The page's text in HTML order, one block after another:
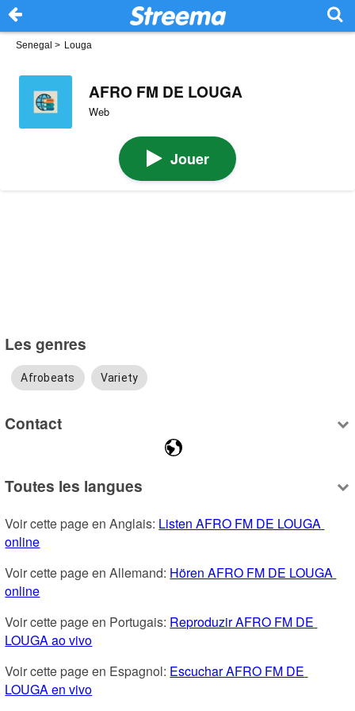
Senegal > Louga
AFRO FM DE LOUGA
Web
Jouer
Les genres
Afrobeats Variety
Contact
Toutes les langues
Voir cette page en Anglais: Listen AFRO FM DE LOUGA
online
Voir cette page en Allemand: Hören AFRO FM DE LOUGA
online
Voir cette page en Portugais: Reproduzir AFRO FM DE
LOUGA ao vivo
Voir cette page en Espagnol: Escuchar AFRO FM DE
LOUGA en vivo